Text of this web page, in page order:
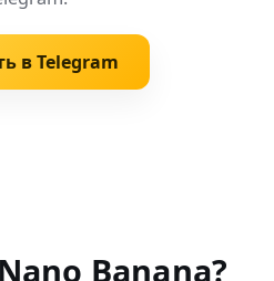
в Telegram
Banana?